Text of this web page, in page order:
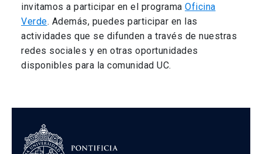
invitamos a participar en el programa Oficina
Verde. Además, puedes participar en las
actividades que se difunden a través de nuestras
redes sociales y en otras oportunidades
disponibles para la comunidad UC.